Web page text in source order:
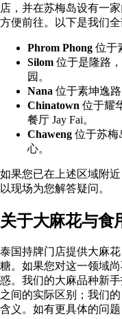
店，并在苏梅岛设有一
方便前往。以下是我们
Phrom Phong 位于
Silom 位于是隆路
园。
Nana 位于素坤逸路
Chinatown 位于耀
餐厅 Jay Fai。
Chaweng 位于苏梅
心。
如果您已在上述区域附
以现场为您解答疑问。
关于大麻花与食
泰国持牌门店提供大麻
糖。如果您对这一领域
惑。我们的大麻品种新
之间的实际区别；我们的
含义。如有更具体的问